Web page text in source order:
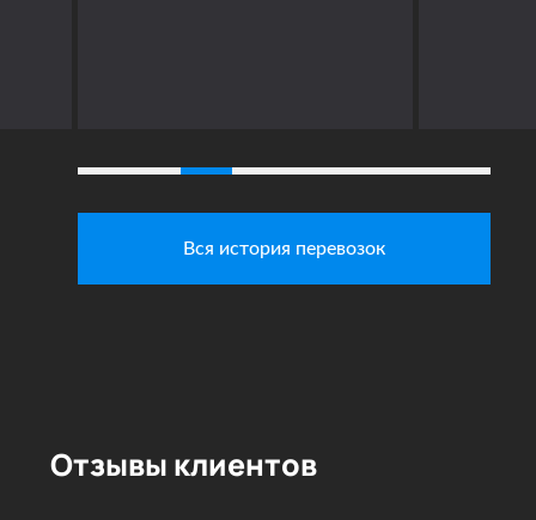
Вся история перевозок
Отзывы клиентов